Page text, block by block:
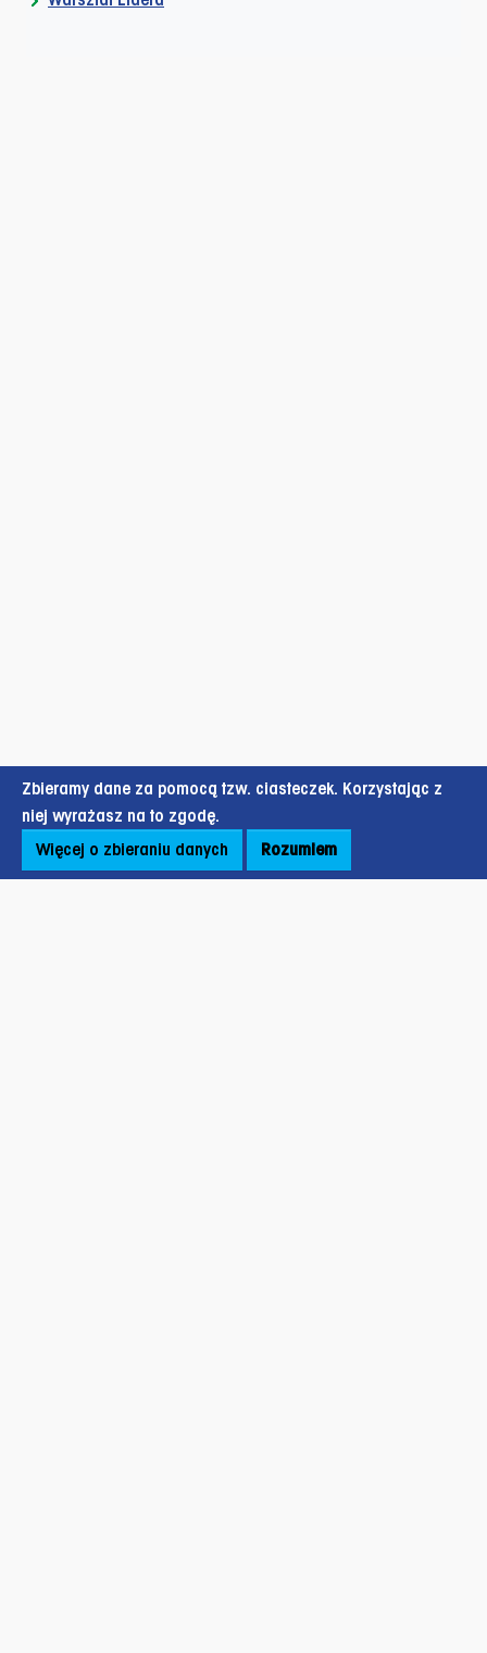
Zbieramy dane za pomocą tzw. ciasteczek. Korzystając z
niej wyrażasz na to zgodę.
Więcej o zbieraniu danych
Rozumiem